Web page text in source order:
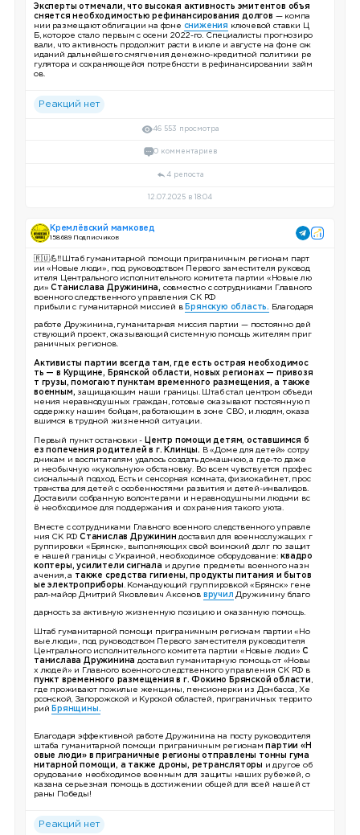
Эксперты отмечали, что высокая активность эмитентов объя
сняется необходимостью рефинансирования долгов — компа
нии размещают облигации на фоне снижения
ключевой ставки Ц
Б, которое стало первым с осени 2022-го. Специалисты прогнозиро
вали, что активность продолжит расти в июле и августе на фоне ож
иданий дальнейшего смягчения денежно-кредитной политики ре
гулятора и сохраняющейся потребности в рефинансировании займ
ов.
Реакций нет
46 553 просмотра
0 комментариев
4 репоста
12.07.2025 в 18:04
Кремлёвский мамковед
158 689 Подписчиков
🇷🇺💪‼️Штаб гуманитарной помощи приграничным регионам парт
ии «Новые люди», под руководством Первого заместителя руковод
ителя Центрального исполнительного комитета партии «Новые лю
ди»Станислава Дружинина, совместно с сотрудниками Главного
военного следственного управления СК РФ
прибыли с гуманитарной миссией в Брянскую область. Благодаря
работе Дружинина, гуманитарная миссия партии — постоянно дей
ствующий проект, оказывающий системную помощь жителям приг
раничных регионов.
Активисты партии всегда там, где есть острая необходимос
ть — в Курщине, Брянской области, новых регионах — привозя
т грузы, помогают пунктам временного размещения, а также
военным, защищающим наши границы. Штаб стал центром объеди
нения неравнодушных граждан, готовые оказывают постоянную п
оддержку нашим бойцам, работающим в зоне СВО, и людям, оказа
вшимся в трудной жизненной ситуации.
Первый пункт остановки - Центр помощи детям, оставшимся б
ез попечения родителей в г. Клинцы.
В «Доме для детей» сотру
дникам и воспитателям удалось создать домашнюю, а где-то даже
и необычную «кукольную» обстановку. Во всем чувствуется профес
сиональный подход. Есть и сенсорная комната, физиокабинет, прос
транства для детей с особенностями развития и детей-инвалидов.
Доставили собранную волонтерами и неравнодушными людьми вс
ё необходимое для поддержания и сохранения такого уюта.
Вместе с сотрудниками Главного военного следственного управле
ния СК РФ Станислав Дружининдоставил для военнослужащих г
руппировки «Брянск», выполняющих свой воинский долг по защит
е нашей границы с Украиной, необходимое оборудование: квадро
коптеры, усилители сигнала и другие предметы военного назн
ачения, а также средства гигиены, продукты питания и бытов
ые электроприборы
. Командующий группировкой «Брянск» гене
рал-майор Дмитрий Яковлевич Аксенов вручил Дружинину благо
дарность за активную жизненную позицию и оказанную помощь.
Штаб гуманитарной помощи приграничным регионам партии «Но
вые люди», под руководством Первого заместителя руководителя
Центрального исполнительного комитета партии «Новые люди»С
танислава Дружининадоставил гуманитарную помощь от «Новы
х людей» и Главного военного следственного управления СК РФ в
пункт временного размещения в г. Фокино Брянской области
где проживают пожилые женщины, пенсионерки из Донбасса, Хе
рсонской, Запорожской и Курской областей, приграничных террито
рий Брянщины.
Благодаря эффективной работе Дружинина на посту руководителя
штаба гуманитарной помощи приграничным регионам партии «Н
овые люди» в приграничные регионы отправлены тонны гума
нитарной помощи, а также дроны, ретрансляторы
и другое об
орудование необходимое военным для защиты наших рубежей, о
казана серьезная помощь в достижении общей для всей нашей ст
раны Победы!
Реакций нет